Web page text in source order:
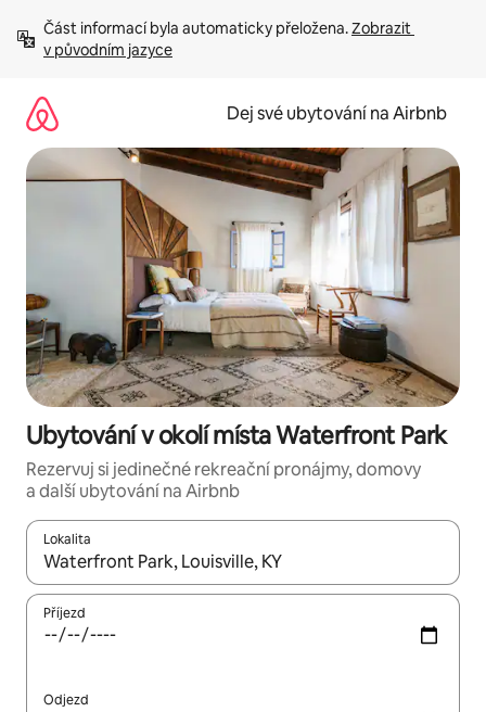
obsah
Část informací byla automaticky přeložena. Zobrazit
v původním jazyce
Dej své ubytování na Airbnb
Ubytování v okolí místa Waterfront Park
Rezervuj si jedinečné rekreační pronájmy, domovy
a další ubytování na Airbnb
Lokalita
Až budou výsledky k dispozici, můžeš si je procházet pomocí
Příjezd
Odjezd